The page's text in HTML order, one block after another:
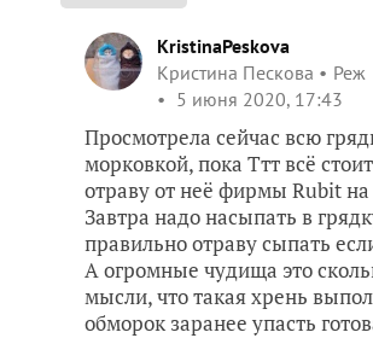
KristinaPeskova
Кристина Пескова
Реж
5 июня 2020, 17:43
Просмотрела сейчас всю
морковкой, пока Ттт всё
отраву от неё фирмы Rubit на
Завтра надо насыпать в
правильно отраву сыпать
А огромные чудища это
мысли, что такая хрень
обморок заранее упасть